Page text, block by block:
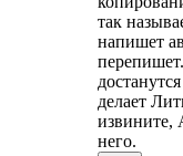
так
напишет
делает
извините,
него.